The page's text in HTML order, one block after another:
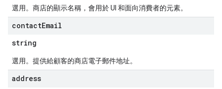
選用。商店的顯示名稱，會用於 UI 和面向消費者的元素。
contactEmail
string
選用。提供給顧客的商店電子郵件地址。
address